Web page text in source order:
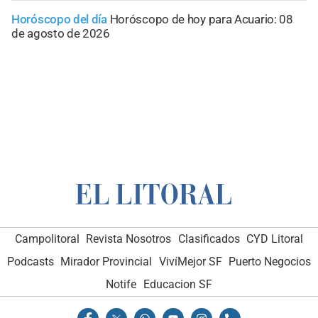
Horóscopo del día Horóscopo de hoy para Acuario: 08
de agosto de 2026
Campolitoral Revista Nosotros Clasificados CYD Litoral
Podcasts Mirador Provincial VivíMejor SF Puerto Negocios
Notife Educacion SF